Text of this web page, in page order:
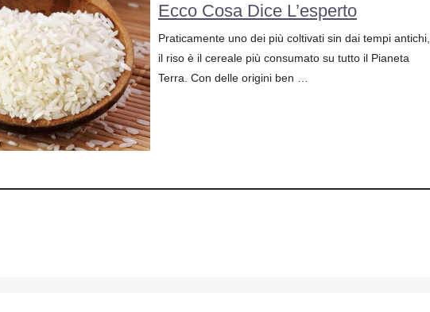
Ecco Cosa Dice L’esperto
Praticamente uno dei più coltivati sin dai tempi antichi,
il riso è il cereale più consumato su tutto il Pianeta
Terra. Con delle origini ben …